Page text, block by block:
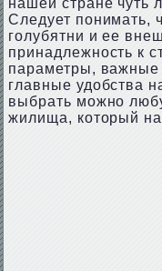
нашей стране чуть
Следует понимать,
голубятни и ее
принадлежность к
параметры,
главные удобства
выбрать можно
жилища, который